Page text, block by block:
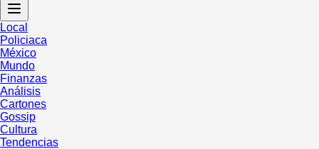
Local
Policiaca
México
Mundo
Finanzas
Análisis
Cartones
Gossip
Cultura
Tendencias